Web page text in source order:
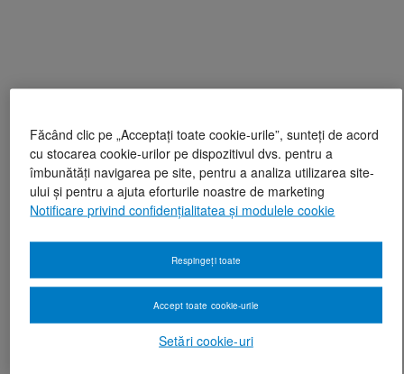
Făcând clic pe „Acceptați toate cookie-urile”, sunteți de acord
cu stocarea cookie-urilor pe dispozitivul dvs. pentru a
îmbunătăți navigarea pe site, pentru a analiza utilizarea site-
ului și pentru a ajuta eforturile noastre de marketing
Notificare privind confidențialitatea și modulele cookie
Setări cookie-uri
Respingeți toate
Accept toate cookie-urile